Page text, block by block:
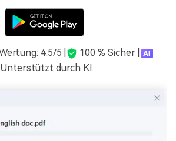
4.5/5 |
100 % Sicher |
Unterstützt durch KI